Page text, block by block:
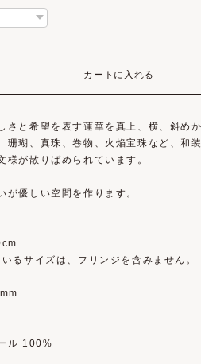
カートに入れる
さと希望を表す蓮華を真上、横、斜め
珊瑚、真珠、巻物、火焔宝珠など、和
様が散りばめられています。
が優しい空間を作ります。
るサイズは、フリンジを含みません。
ル 100%